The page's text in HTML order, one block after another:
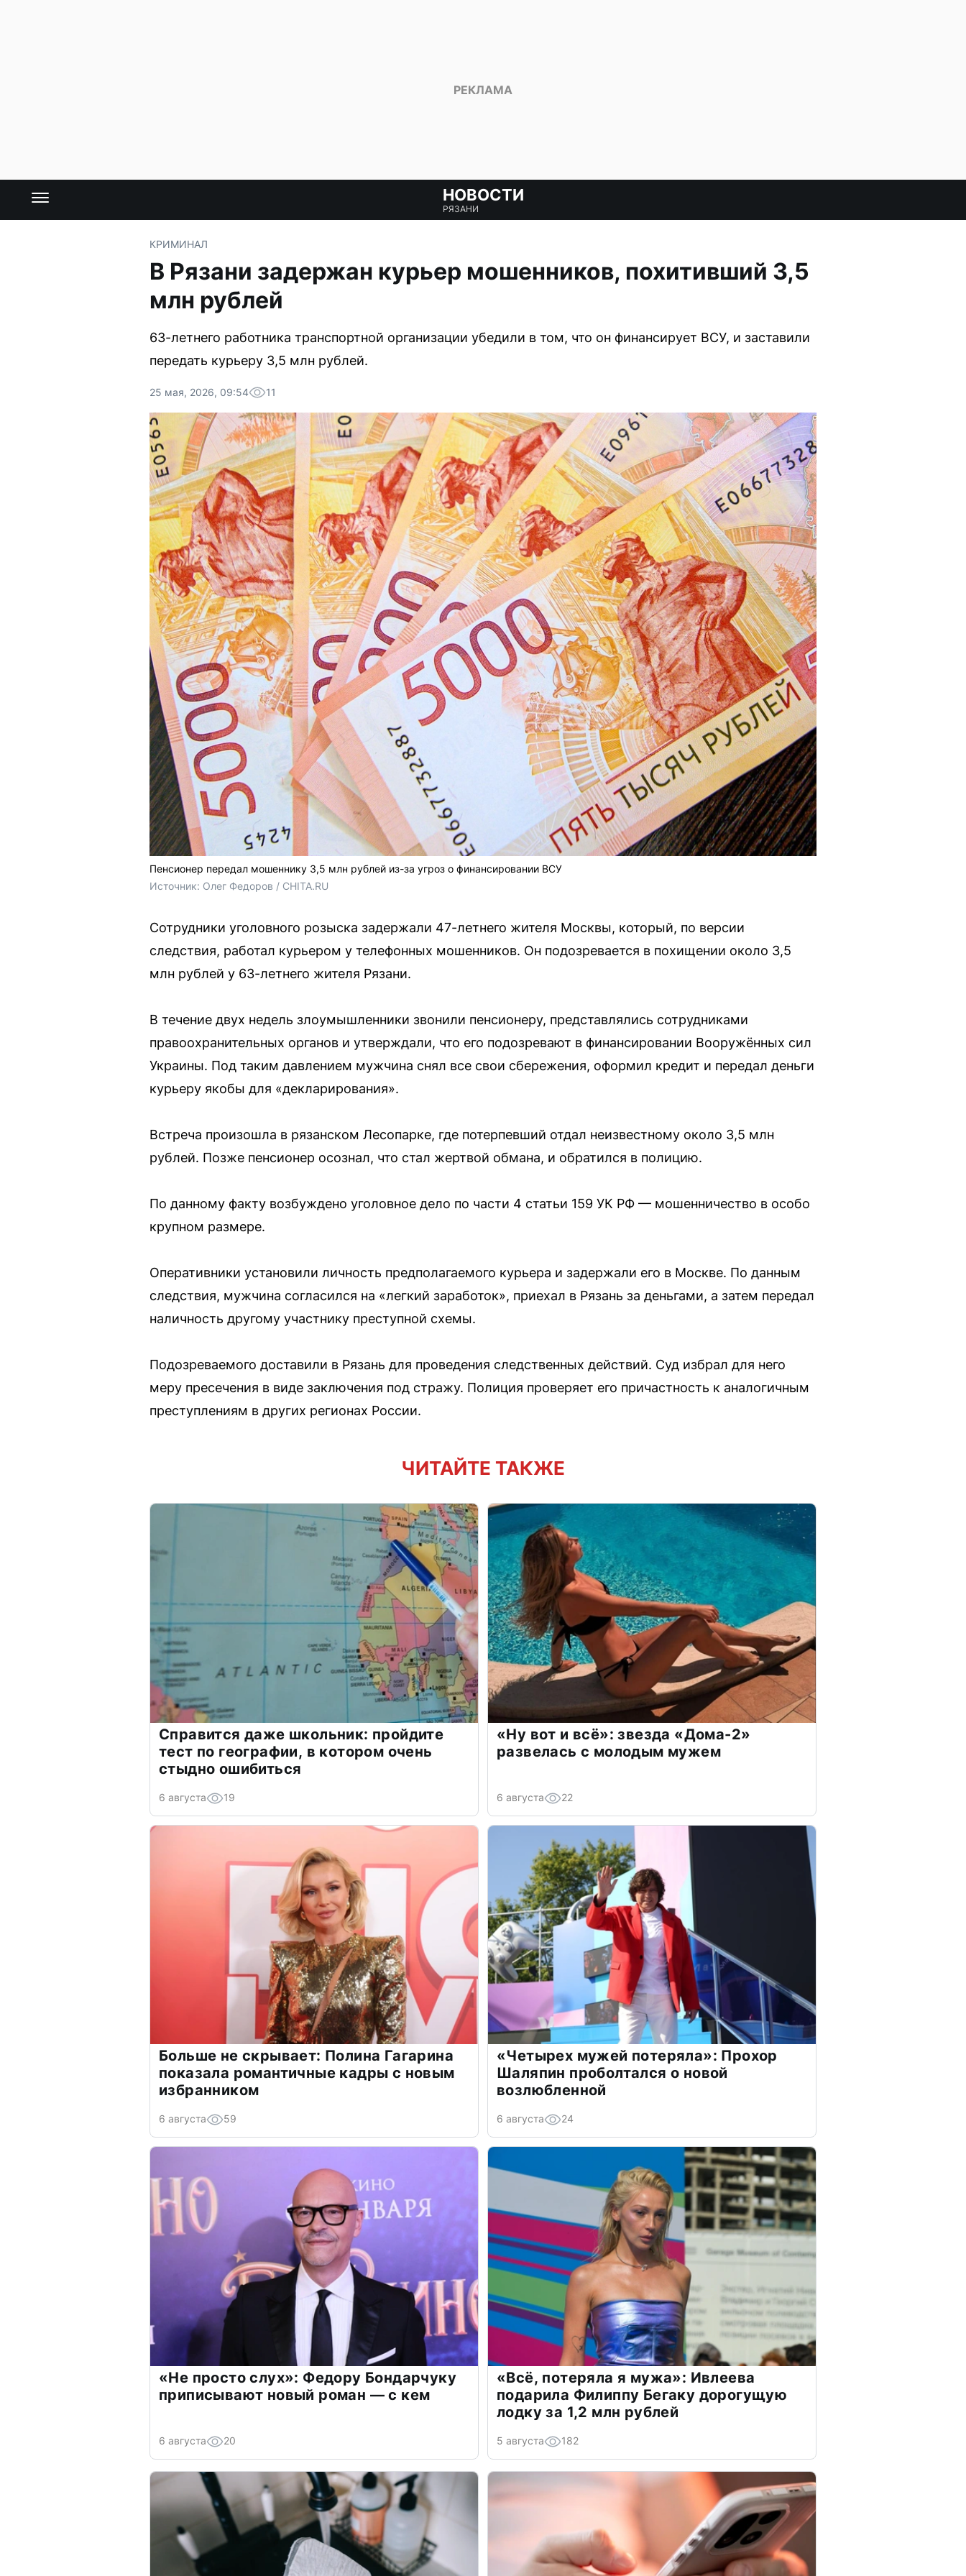
НОВОСТИ
РЯЗАНИ
КРИМИНАЛ
В Рязани задержан курьер мошенников, похитивший 3,5
млн рублей
63-летнего работника транспортной организации убедили в том, что он финансирует ВСУ, и заставили
передать курьеру 3,5 млн рублей.
25 мая, 2026, 09:54 11
Пенсионер передал мошеннику 3,5 млн рублей из-за угроз о финансировании ВСУ
Источник: Олег Федоров / CHITA.RU
Сотрудники уголовного розыска задержали 47-летнего жителя Москвы, который, по версии
следствия, работал курьером у телефонных мошенников. Он подозревается в похищении около 3,5
млн рублей у 63-летнего жителя Рязани.
В течение двух недель злоумышленники звонили пенсионеру, представлялись сотрудниками
правоохранительных органов и утверждали, что его подозревают в финансировании Вооружённых сил
Украины. Под таким давлением мужчина снял все свои сбережения, оформил кредит и передал деньги
курьеру якобы для «декларирования».
Встреча произошла в рязанском Лесопарке, где потерпевший отдал неизвестному около 3,5 млн
рублей. Позже пенсионер осознал, что стал жертвой обмана, и обратился в полицию.
По данному факту возбуждено уголовное дело по части 4 статьи 159 УК РФ — мошенничество в особо
крупном размере.
Оперативники установили личность предполагаемого курьера и задержали его в Москве. По данным
следствия, мужчина согласился на «легкий заработок», приехал в Рязань за деньгами, а затем передал
наличность другому участнику преступной схемы.
Подозреваемого доставили в Рязань для проведения следственных действий. Суд избрал для него
меру пресечения в виде заключения под стражу. Полиция проверяет его причастность к аналогичным
преступлениям в других регионах России.
ЧИТАЙТЕ ТАКЖЕ
Справится даже школьник: пройдите
тест по географии, в котором очень
стыдно ошибиться
6 августа 19
«Ну вот и всё»: звезда «Дома-2»
развелась с молодым мужем
6 августа 22
Больше не скрывает: Полина Гагарина
показала романтичные кадры с новым
избранником
6 августа 59
«Четырех мужей потеряла»: Прохор
Шаляпин проболтался о новой
возлюбленной
6 августа 24
«Не просто слух»: Федору Бондарчуку
приписывают новый роман — с кем
6 августа 20
«Всё, потеряла я мужа»: Ивлеева
подарила Филиппу Бегаку дорогущую
лодку за 1,2 млн рублей
5 августа 182